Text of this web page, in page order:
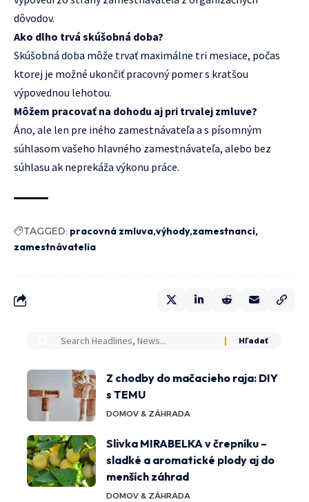
dôvodov.
Ako dlho trvá skúšobná doba?
Skúšobná doba môže trvať maximálne tri mesiace, počas
ktorej je možné ukončiť pracovný pomer s kratšou
výpovednou lehotou.
Môžem pracovať na dohodu aj pri trvalej zmluve?
Áno, ale len pre iného zamestnávateľa a s písomným
súhlasom vašeho hlavného zamestnávateľa, alebo bez
súhlasu ak neprekáža výkonu práce.
TAGGED: pracovná zmluva výhody zamestnanci
zamestnávatelia
Z chodby do mačacieho raja: DIY
s TEMU
DOMOV & ZÁHRADA
Slivka MIRABELKA v črepníku –
sladké a aromatické plody aj do
menších záhrad
DOMOV & ZÁHRADA